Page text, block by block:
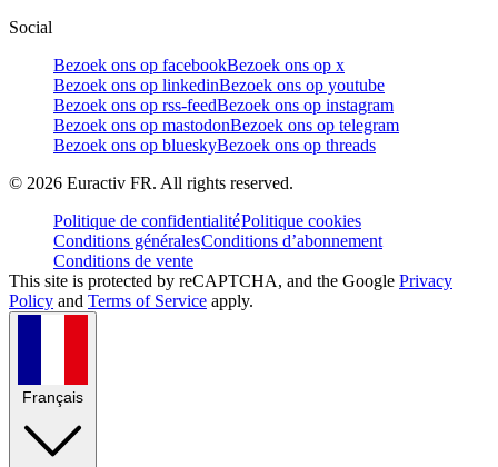
Social
Bezoek ons op facebookBezoek ons op x
Bezoek ons op linkedinBezoek ons op youtube
Bezoek ons op rss-feedBezoek ons op instagram
Bezoek ons op mastodonBezoek ons op telegram
Bezoek ons op blueskyBezoek ons op threads
© 2026 Euractiv FR. All rights reserved.
Politique de confidentialitéPolitique cookies
Conditions généralesConditions d’abonnement
Conditions de vente
This site is protected by reCAPTCHA, and the Google Privacy
Policy and Terms of Service apply.
Français